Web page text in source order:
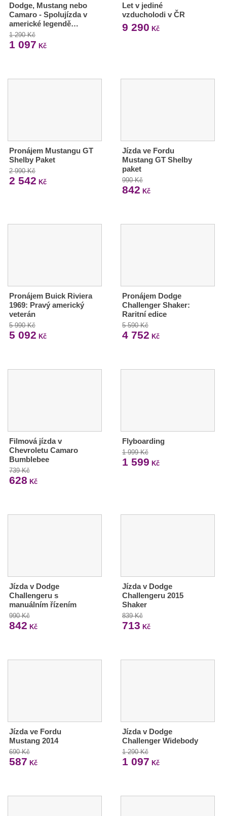
Dodge, Mustang nebo
Camaro - Spolujízda v
americké legendě…
1 290 Kč
1 097 Kč
Let v jediné
vzducholodi v ČR
9 290 Kč
Pronájem Mustangu GT
Shelby Paket
2 990 Kč
2 542 Kč
Jízda ve Fordu
Mustang GT Shelby
paket
990 Kč
842 Kč
Pronájem Buick Riviera
1969: Pravý americký
veterán
5 990 Kč
5 092 Kč
Pronájem Dodge
Challenger Shaker:
Raritní edice
5 590 Kč
4 752 Kč
Filmová jízda v
Chevroletu Camaro
Bumblebee
739 Kč
628 Kč
Flyboarding
1 999 Kč
1 599 Kč
Jízda v Dodge
Challengeru s
manuálním řízením
990 Kč
842 Kč
Jízda v Dodge
Challengeru 2015
Shaker
839 Kč
713 Kč
Jízda ve Fordu
Mustang 2014
690 Kč
587 Kč
Jízda v Dodge
Challenger Widebody
1 290 Kč
1 097 Kč